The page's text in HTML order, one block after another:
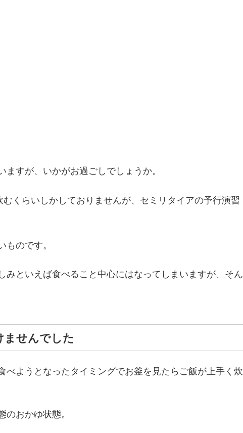
すが、いかがお過ごしでしょうか。
くらいしかしておりませんが、セミリタイアの予行演習
のです。
みといえば食べること中心にはなってしまいますが、そん
ませんでした
べようとなったタイミングでお釜を見たらご飯が上手く炊
おかゆ状態。